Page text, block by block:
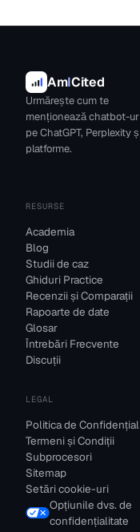
AmICited
Urmărește cum te
menționează chatbot-
pe ChatGPT, Perplexity
platforme.
RESURSE
Academia
Blog
Studii de caz
Ghiduri Practice
Recenzii și Comparații
Rapoarte de date
Glosar
Întrebări Frecvente
Discuții
LEGAL
Politica de
Termeni și Condiții
Subprocesori
Sitemap
Setări cookie-uri
Opțiunile dvs. de
confidențialitate